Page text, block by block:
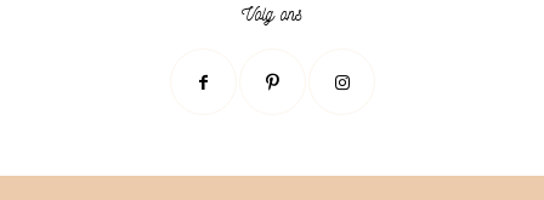
Volg ons